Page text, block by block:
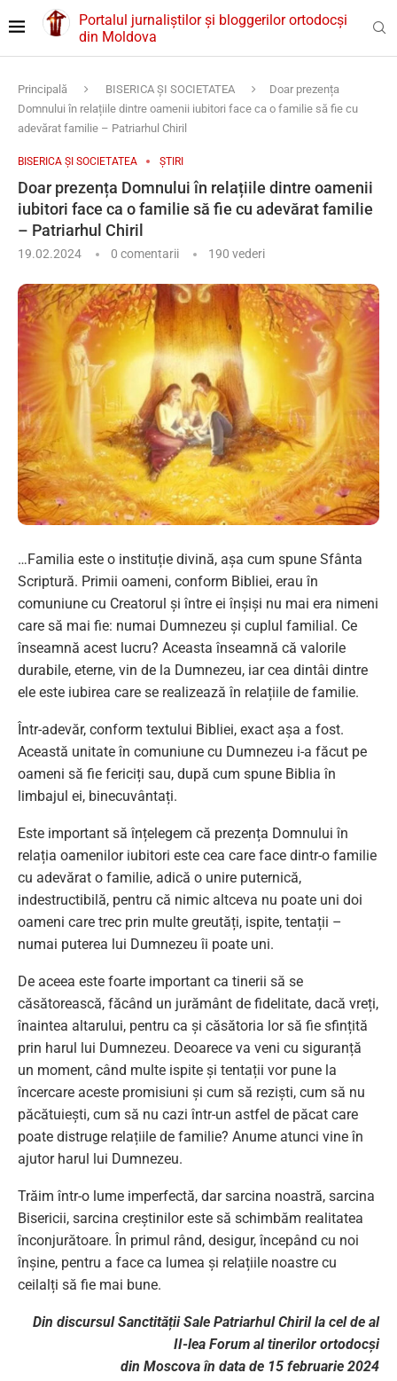
Portalul jurnaliștilor și bloggerilor ortodocși
din Moldova
Principală BISERICA ȘI SOCIETATEA
Doar prezența
Domnului în relațiile dintre oamenii iubitori face ca o familie să fie cu
adevărat familie – Patriarhul Chiril
BISERICA ȘI SOCIETATEA ȘTIRI
Doar prezența Domnului în relațiile dintre oamenii
iubitori face ca o familie să fie cu adevărat familie
– Patriarhul Chiril
19.02.2024 0 comentarii 190 vederi
…Familia este o instituție divină, așa cum spune Sfânta
Scriptură. Primii oameni, conform Bibliei, erau în
comuniune cu Creatorul și între ei înșiși nu mai era nimeni
care să mai fie: numai Dumnezeu și cuplul familial. Ce
înseamnă acest lucru? Aceasta înseamnă că valorile
durabile, eterne, vin de la Dumnezeu, iar cea dintâi dintre
ele este iubirea care se realizează în relațiile de familie.
Într-adevăr, conform textului Bibliei, exact așa a fost.
Această unitate în comuniune cu Dumnezeu i-a făcut pe
oameni să fie fericiți sau, după cum spune Biblia în
limbajul ei, binecuvântați.
Este important să înțelegem că prezența Domnului în
relația oamenilor iubitori este cea care face dintr-o familie
cu adevărat o familie, adică o unire puternică,
indestructibilă, pentru că nimic altceva nu poate uni doi
oameni care trec prin multe greutăți, ispite, tentații –
numai puterea lui Dumnezeu îi poate uni.
De aceea este foarte important ca tinerii să se
căsătorească, făcând un jurământ de fidelitate, dacă vreți,
înaintea altarului, pentru ca și căsătoria lor să fie sfințită
prin harul lui Dumnezeu. Deoarece va veni cu siguranță
un moment, când multe ispite și tentații vor pune la
încercare aceste promisiuni și cum să reziști, cum să nu
păcătuiești, cum să nu cazi într-un astfel de păcat care
poate distruge relațiile de familie? Anume atunci vine în
ajutor harul lui Dumnezeu.
Trăim într-o lume imperfectă, dar sarcina noastră, sarcina
Bisericii, sarcina creștinilor este să schimbăm realitatea
înconjurătoare. În primul rând, desigur, începând cu noi
înșine, pentru a face ca lumea și relațiile noastre cu
ceilalți să fie mai bune.
Din discursul Sanctității Sale Patriarhul Chiril la cel de al
II-lea Forum al tinerilor ortodocși
din Moscova în data de 15 februarie 2024